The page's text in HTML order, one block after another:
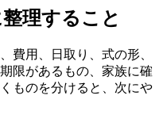
理すること
費用、日取り、式の形、
限があるもの、家族に確
ものを分けると、次にや